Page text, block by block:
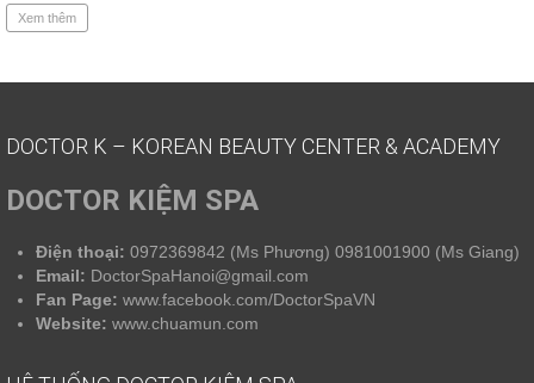
Xem thêm
DOCTOR K – KOREAN BEAUTY CENTER & ACADEMY
DOCTOR KIỆM SPA
Điện thoại: 0972369842 (Ms Phương) 0981001900 (Ms Giang)
Email: DoctorSpaHanoi@gmail.com
Fan Page: www.facebook.com/DoctorSpaVN
Website: www.chuamun.com